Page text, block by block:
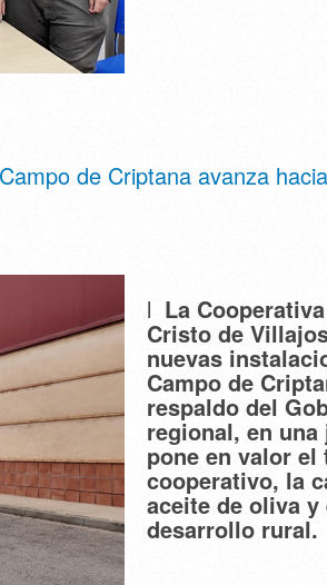
de Criptana avanza
l La
Cristo de
nuevas
Campo de
respaldo del
regional, en una
pone en valor el
cooperativo, la
aceite de oliva
desarrollo rural.